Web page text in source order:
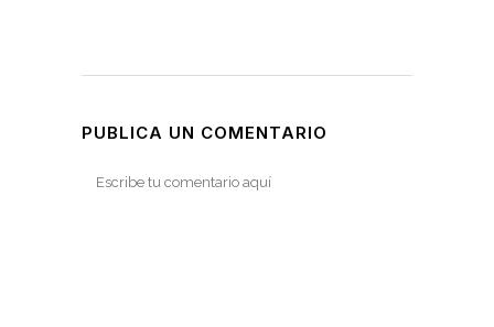
PUBLICA UN COMENTARIO